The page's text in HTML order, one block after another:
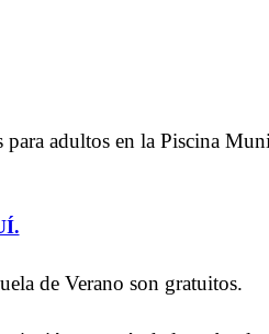
adultos en la Piscina
de Verano son gratuitos.